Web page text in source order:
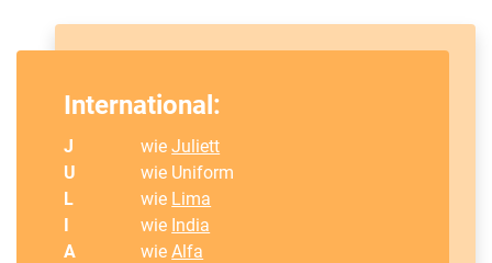
International:
J wieJuliett
U
wie Uniform
L
wie Lima
I
wie India
A
wieAlfa